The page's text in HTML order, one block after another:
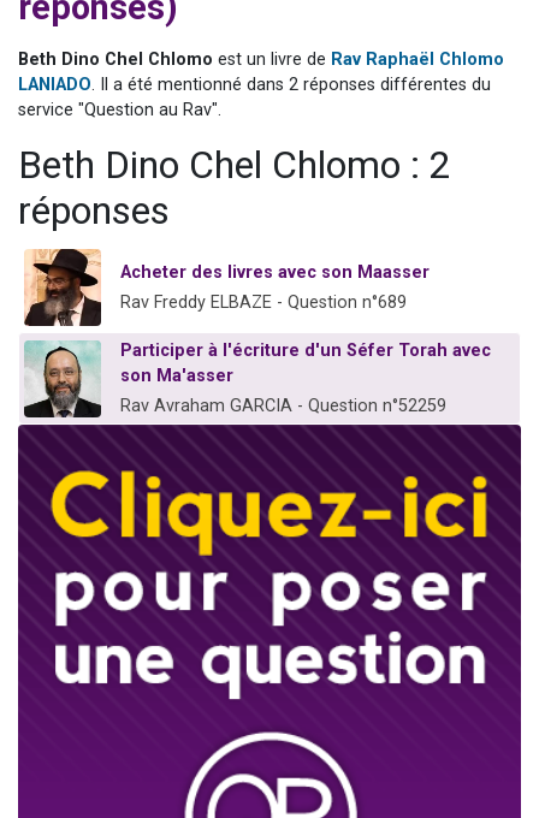
3 personnes viennent de faire un don pour 5 jours de vacances aux Orphelins
Odaya vient de donner son Maasser
Beth Dino Chel Chlomo est un livre de Rav Raphaël Chlomo
LANIADO. Il a été mentionné dans 2 réponses différentes du
service "Question au Rav".
Beth Dino Chel Chlomo : 2
réponses
Acheter des livres avec son Maasser
Rav Freddy ELBAZE - Question n°689
Participer à l'écriture d'un Séfer Torah avec
son Ma'asser
Rav Avraham GARCIA - Question n°52259